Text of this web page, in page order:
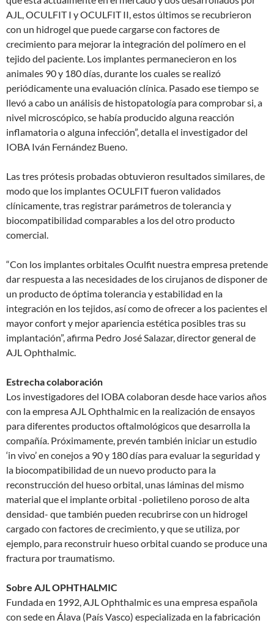
AJL, OCULFIT I y OCULFIT II, estos últimos se recubrieron
con un hidrogel que puede cargarse con factores de
crecimiento para mejorar la integración del polímero en el
tejido del paciente. Los implantes permanecieron en los
animales 90 y 180 días, durante los cuales se realizó
periódicamente una evaluación clínica. Pasado ese tiempo se
llevó a cabo un análisis de histopatología para comprobar si, a
nivel microscópico, se había producido alguna reacción
inflamatoria o alguna infección”, detalla el investigador del
IOBA Iván Fernández Bueno.
Las tres prótesis probadas obtuvieron resultados similares, de
modo que los implantes OCULFIT fueron validados
clínicamente, tras registrar parámetros de tolerancia y
biocompatibilidad comparables a los del otro producto
comercial.
“Con los implantes orbitales Oculfit nuestra empresa pretende
dar respuesta a las necesidades de los cirujanos de disponer de
un producto de óptima tolerancia y estabilidad en la
integración en los tejidos, así como de ofrecer a los pacientes el
mayor confort y mejor apariencia estética posibles tras su
implantación”, afirma Pedro José Salazar, director general de
AJL Ophthalmic.
Estrecha colaboración
Los investigadores del IOBA colaboran desde hace varios años
con la empresa AJL Ophthalmic en la realización de ensayos
para diferentes productos oftalmológicos que desarrolla la
compañía. Próximamente, prevén también iniciar un estudio
‘in vivo’ en conejos a 90 y 180 días para evaluar la seguridad y
la biocompatibilidad de un nuevo producto para la
reconstrucción del hueso orbital, unas láminas del mismo
material que el implante orbital -polietileno poroso de alta
densidad- que también pueden recubrirse con un hidrogel
cargado con factores de crecimiento, y que se utiliza, por
ejemplo, para reconstruir hueso orbital cuando se produce una
fractura por traumatismo.
Sobre AJL OPHTHALMIC
Fundada en 1992, AJL Ophthalmic es una empresa española
con sede en Álava (País Vasco) especializada en la fabricación